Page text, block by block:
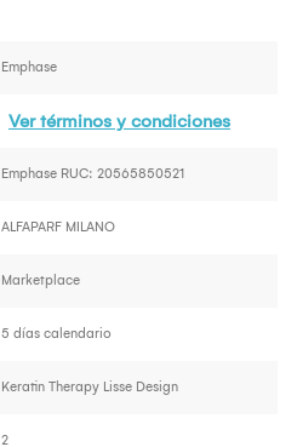
Emphase
Ver términos y condiciones
Emphase RUC: 20565850521
ALFAPARF MILANO
Marketplace
5 días calendario
Keratin Therapy Lisse Design
2